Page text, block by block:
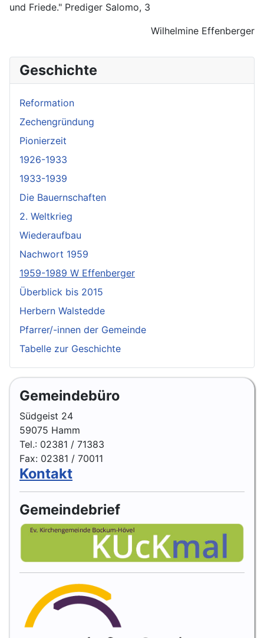
und Friede." Prediger Salomo, 3
Wilhelmine Effenberger
Geschichte
Reformation
Zechengründung
Pionierzeit
1926-1933
1933-1939
Die Bauernschaften
2. Weltkrieg
Wiederaufbau
Nachwort 1959
1959-1989 W Effenberger
Überblick bis 2015
Herbern Walstedde
Pfarrer/-innen der Gemeinde
Tabelle zur Geschichte
Gemeindebüro
Südgeist 24
59075 Hamm
Tel.: 02381 / 71383
Fax: 02381 / 70011
Kontakt
Gemeindebrief